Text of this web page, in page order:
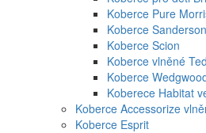
Koberce Pure
Koberce Sanderson
Koberce Scion
Koberce vlněné
Koberce
Koberece Habitat
Koberce Accessorize
Koberce Esprit